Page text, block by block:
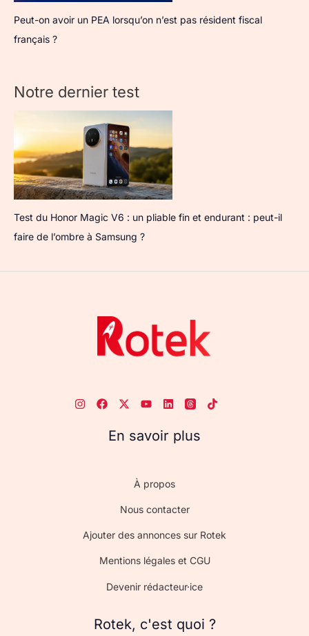
Peut-on avoir un PEA lorsqu’on n’est pas résident fiscal
français ?
Notre dernier test
Test du Honor Magic V6 : un pliable fin et endurant : peut-il
faire de l’ombre à Samsung ?
En savoir plus
À propos
Nous contacter
Ajouter des annonces sur Rotek
Mentions légales et CGU
Devenir rédacteur·ice
Rotek, c'est quoi ?